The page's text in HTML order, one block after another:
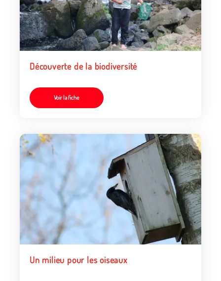
Découverte de la biodiversité
Voir la fiche
Un milieu pour les oiseaux